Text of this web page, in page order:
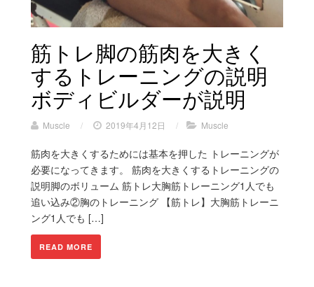
筋トレ脚の筋肉を大きく
するトレーニングの説明
ボディビルダーが説明
Muscle / 2019年4月12日 / Muscle
筋肉を大きくするためには基本を押した トレーニングが
必要になってきます。 筋肉を大きくするトレーニングの
説明脚のボリューム 筋トレ大胸筋トレーニング1人でも
追い込み②胸のトレーニング 【筋トレ】大胸筋トレーニ
ング1人でも […]
READ MORE